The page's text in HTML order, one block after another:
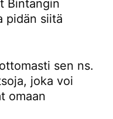
Bintangin
pidän siitä
sen ns.
joka voi
omaan